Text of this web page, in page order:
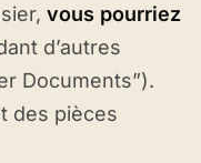
vous pourriez
d’autres
Documents”).
des pièces